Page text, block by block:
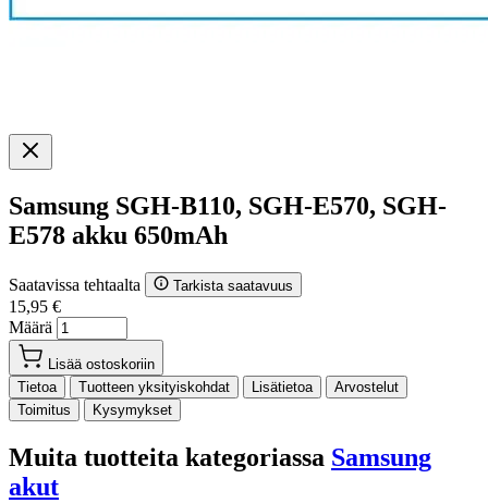
Samsung SGH-B110, SGH-E570, SGH-
E578 akku 650mAh
Saatavissa tehtaalta Tarkista saatavuus
15,95 €
Määrä
Lisää ostoskoriin
Tietoa
Tuotteen yksityiskohdat Lisätietoa
Arvostelut
Toimitus
Kysymykset
Muita tuotteita kategoriassa Samsung
akut